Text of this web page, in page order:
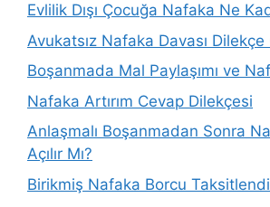
Evlilik Dışı Çocuğa Nafaka Ne
Avukatsız Nafaka Davası Dilekçe
Boşanmada Mal Paylaşımı ve
Nafaka Artırım Cevap Dilekçesi
Anlaşmalı Boşanmadan Sonra
Açılır Mı?
Birikmiş Nafaka Borcu